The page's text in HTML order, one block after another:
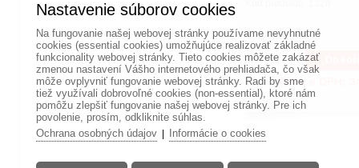
Cena s DPH:
Nastavenie súborov cookies
Na fungovanie našej webovej stránky používame nevyhnutné
cookies (essential cookies) umožňujúce realizovať základné
funkcionality webovej stránky. Tieto cookies môžete zakázať
zmenou nastavení Vášho internetového prehliadača, čo však
môže ovplyvniť fungovanie webovej stránky. Radi by sme
tiež využívali dobrovoľné cookies (non-essential), ktoré nám
pomôžu zlepšiť fungovanie našej webovej stránky. Pre ich
povolenie, prosím, odkliknite súhlas.
Ochrana osobných údajov| Informácie o cookies